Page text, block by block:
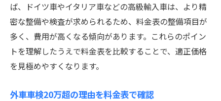
ば、ドイツ車やイタリア車などの高級輸入車は、より精
密な整備や検査が求められるため、料金表の整備項目が
多く、費用が高くなる傾向があります。これらのポイン
トを理解したうえで料金表を比較することで、適正価格
を見極めやすくなります。
外車車検20万超の理由を料金表で確認